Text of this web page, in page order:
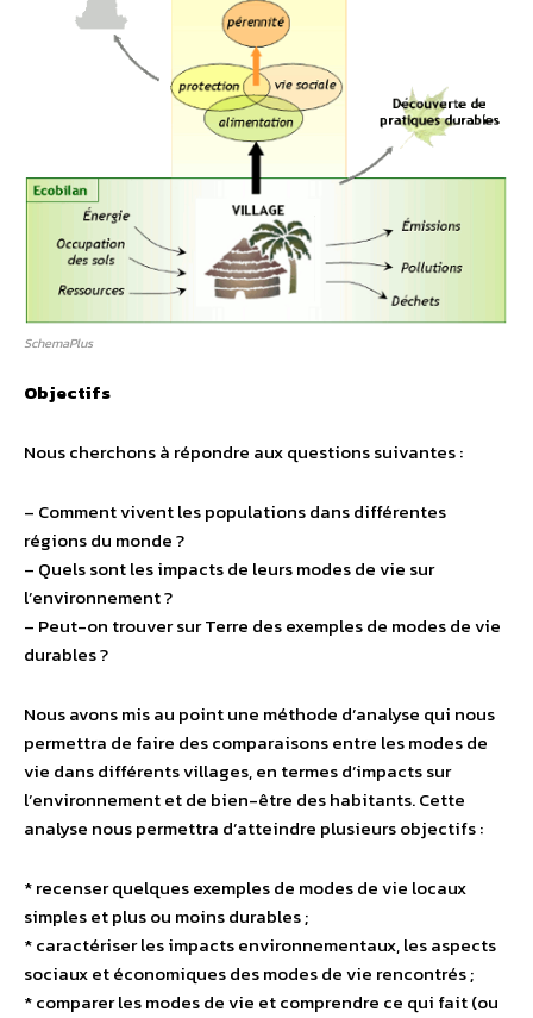
SchemaPlus
Objectifs
Nous cherchons à répondre aux questions suivantes :
– Comment vivent les populations dans différentes
régions du monde ?
– Quels sont les impacts de leurs modes de vie sur
l’environnement ?
– Peut-on trouver sur Terre des exemples de modes de vie
durables ?
Nous avons mis au point une méthode d’analyse qui nous
permettra de faire des comparaisons entre les modes de
vie dans différents villages, en termes d’impacts sur
l’environnement et de bien-être des habitants. Cette
analyse nous permettra d’atteindre plusieurs objectifs :
* recenser quelques exemples de modes de vie locaux
simples et plus ou moins durables ;
* caractériser les impacts environnementaux, les aspects
sociaux et économiques des modes de vie rencontrés ;
* comparer les modes de vie et comprendre ce qui fait (ou